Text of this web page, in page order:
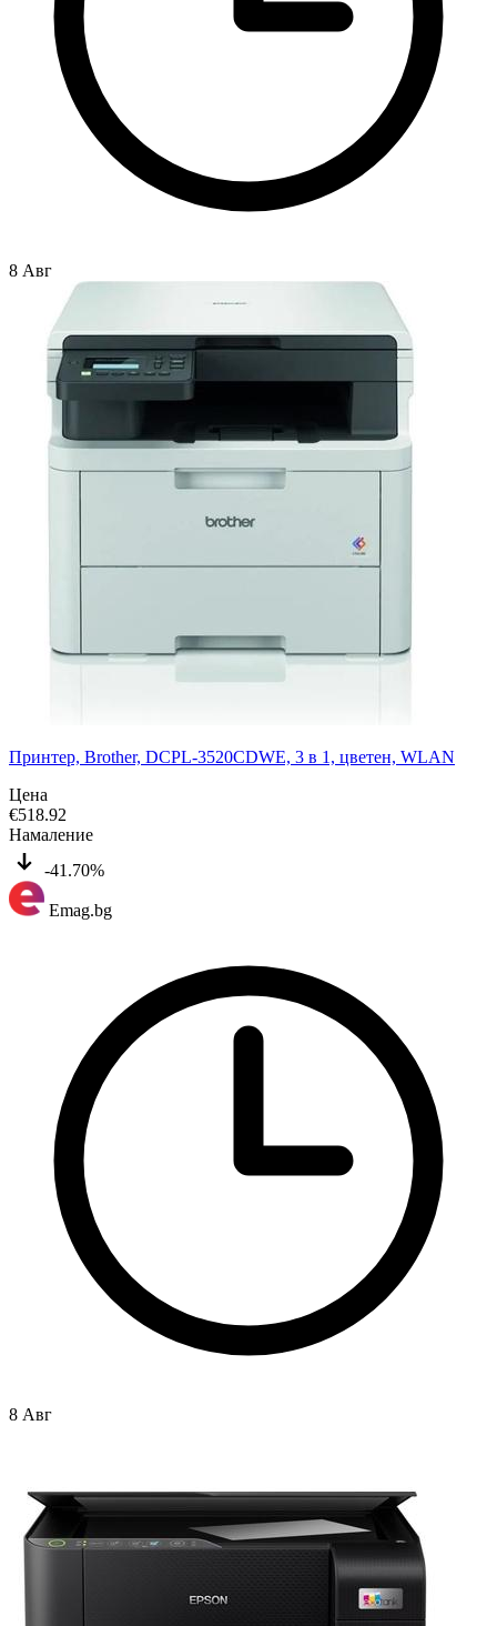
8 Авг
Принтер, Brother, DCPL-3520CDWE, 3 в 1, цветен, WLAN
Цена
€518.92
Намаление
-41.70%
Emag.bg
8 Авг